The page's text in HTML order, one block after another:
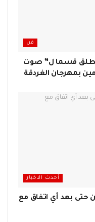
فن
يطلق قسما ل” صوت
بمهرجان الغردقة
أحدث الاخبار
حتى بعد أي اتفاق مع